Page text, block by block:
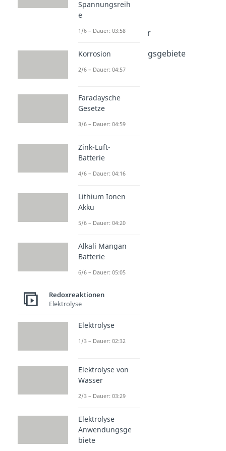
Elektrolyse
Elektrolyse von Wasser
Elektrolyse Anwendungsgebiete
Spannungsreih
e
1/6 – Dauer: 03:58
Korrosion
2/6 – Dauer: 04:57
Faradaysche
Gesetze
3/6 – Dauer: 04:59
Zink-Luft-
Batterie
4/6 – Dauer: 04:16
Lithium Ionen
Akku
5/6 – Dauer: 04:20
Alkali Mangan
Batterie
6/6 – Dauer: 05:05
Redoxreaktionen
Elektrolyse
Elektrolyse
1/3 – Dauer: 02:32
Elektrolyse von
Wasser
2/3 – Dauer: 03:29
Elektrolyse
Anwendungsge
biete